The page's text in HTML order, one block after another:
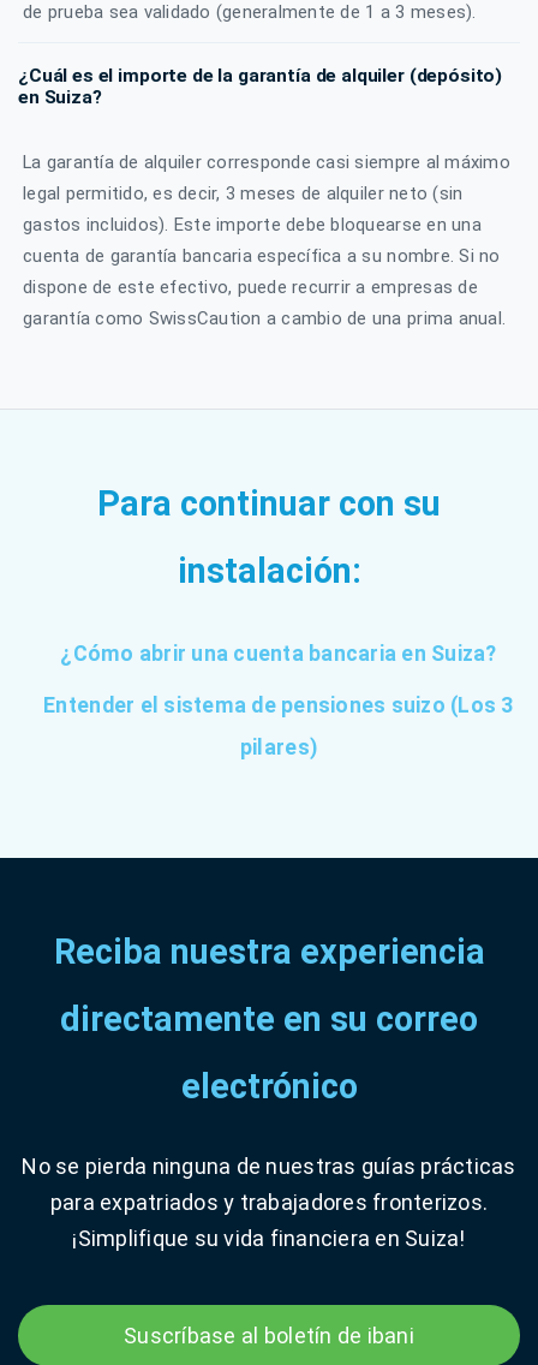
de prueba sea validado (generalmente de 1 a 3 meses).
¿Cuál es el importe de la garantía de alquiler (depósito)
en Suiza?
La garantía de alquiler corresponde casi siempre al máximo
legal permitido, es decir, 3 meses de alquiler neto (sin
gastos incluidos). Este importe debe bloquearse en una
cuenta de garantía bancaria específica a su nombre. Si no
dispone de este efectivo, puede recurrir a empresas de
garantía como SwissCaution a cambio de una prima anual.
Para continuar con su
instalación:
¿Cómo abrir una cuenta bancaria en Suiza?
Entender el sistema de pensiones suizo (Los 3
pilares)
Reciba nuestra experiencia
directamente en su correo
electrónico
No se pierda ninguna de nuestras guías prácticas
para expatriados y trabajadores fronterizos.
¡Simplifique su vida financiera en Suiza!
Suscríbase al boletín de ibani